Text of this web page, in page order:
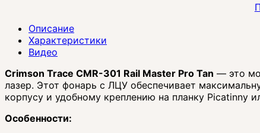
Описание
Характеристики
Видео
Crimson Trace CMR-301 Rail Master Pro Tan — это
лазер. Этот фонарь с ЛЦУ обеспечивает
корпусу и удобному креплению на планку Picatinny
Особенности: